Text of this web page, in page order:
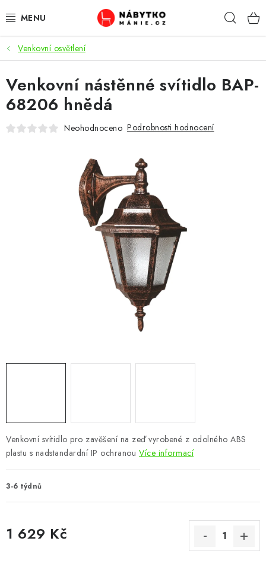
na
OBÝVACÍ POKOJ
KUCHYŇ A JÍDELNA
LOŽNICE
KANCELÁŘ / PRACOVNA
KOUPELNA A WC
CHOVATELSKÉ POTŘEBY
OSTATNÍ
VÝPRODEJ
Vše o nákupu Info
Reklamace a odstoupení od smlouvy
Venkovní osvětlení
Venkovní svítidlo pro zavěšení na zeď vyrobené z odolného ABS
plastu s nadstandardní IP ochranou Více informací
3-6 týdnů
1 629 Kč
Venkovní nástěnné svítidlo BAP-
68206 hnědá
Neohodnoceno Podrobnosti hodnocení